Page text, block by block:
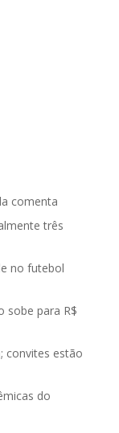
comenta
três
no futebol
sobe para R$
convites estão
do